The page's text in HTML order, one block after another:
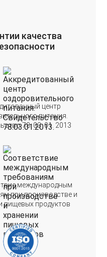
качества
центр
питания.
78. 03. 01. 2013
международным
при производстве и
пищевых продуктов